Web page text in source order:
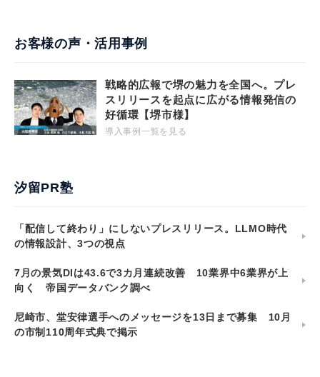
お客様の声・活用事例
戦略的広報で堺の魅力を全国へ。プレ
スリリースを起点に広がる情報発信の
好循環【堺市様】
導入事例一覧を見る
汐留PR塾
「配信して終わり」にしないプレスリリース。LLMO時代
の情報設計、3つの視点
7月の景気DIは43.6で3カ月連続改善 10業界中6業界が上
向く 帝国データバンク調べ
尼崎市、堂安律選手へのメッセージを13日まで募集 10月
の市制110周年式典で掲示